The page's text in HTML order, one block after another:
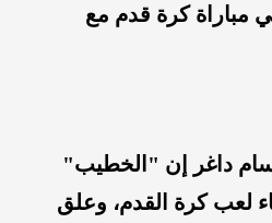
مباراة كرة قدم مع
داغر إن "الخطيب"
لعب كرة القدم، وعلق